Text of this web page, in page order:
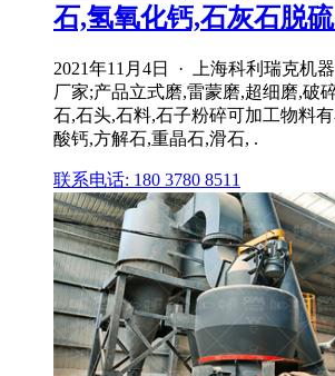
石,氢氧化钙,石灰石脱
2021年11月4日 · 上海科利瑞克机
厂家;产品立式磨,雷蒙磨,超细磨,破
石,石头,石料,石子粉碎可加工物料
酸钙,方解石,重晶石,滑石, .
联系电话: 180 3780 8511